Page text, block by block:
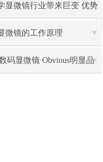
用
显微镜行业带来巨变 优势
更明显
微镜的工作原理
码显微镜 Obvious明显品